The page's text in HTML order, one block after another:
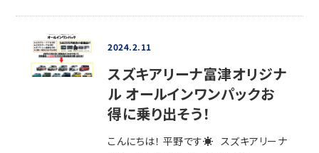
2024.2.11
スズキアリーナ富津オリジナ
ル オールインワンパックお
得に乗り出そう！
こんにちは！ 平野です☀ スズキアリーナ